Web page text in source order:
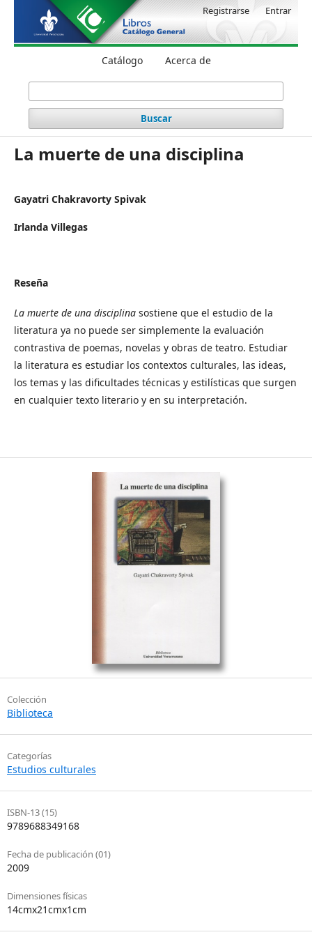
Catálogo Acerca de
Buscar
Registrarse Entrar
La muerte de una disciplina
Gayatri Chakravorty Spivak
Irlanda Villegas
Reseña
La muerte de una disciplina sostiene que el estudio de la
literatura ya no puede ser simplemente la evaluación
contrastiva de poemas, novelas y obras de teatro. Estudiar
la literatura es estudiar los contextos culturales, las ideas,
los temas y las dificultades técnicas y estilísticas que surgen
en cualquier texto literario y en su interpretación.
Colección
Biblioteca
Categorías
Estudios culturales
ISBN-13 (15)
9789688349168
Fecha de publicación (01)
2009
Dimensiones físicas
14cmx21cmx1cm